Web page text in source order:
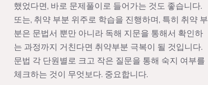
했었다면, 바로 문제풀이로 들어가는 것도 좋습니다.
또는, 취약 부분 위주로 학습을 진행하며, 특히 취약 부
분은 문법서 뿐만 아니라 독해 지문을 통해서 확인하
는 과정까지 거친다면 취약부분 극복이 될 것입니다.
문법 각 단원별로 크고 작은 질문을 통해 숙지 여부를
체크하는 것이 무엇보다. 중요합니다.